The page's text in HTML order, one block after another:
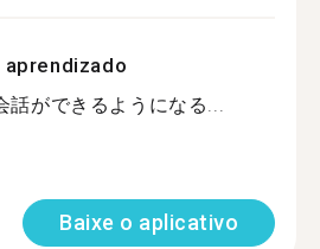
ができるようになる...
Baixe o aplicativo